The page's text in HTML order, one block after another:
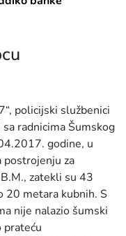
policijski službenici
radnicima Šumskog
godine, u
postrojenju za
zatekli su 43
20 metara kubnih. S
nije nalazio šumski
prateću